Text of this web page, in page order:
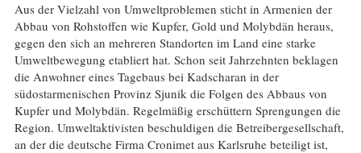
Aus der Vielzahl von Umweltproblemen sticht in Armenien der
Abbau von Rohstoffen wie Kupfer, Gold und Molybdän heraus,
gegen den sich an mehreren Standorten im Land eine starke
Umweltbewegung etabliert hat. Schon seit Jahrzehnten beklagen
die Anwohner eines Tagebaus bei Kadscharan in der
südostarmenischen Provinz Sjunik die Folgen des Abbaus von
Kupfer und Molybdän. Regelmäßig erschüttern Sprengungen die
Region. Umweltaktivisten beschuldigen die Betreibergesellschaft,
an der die deutsche Firma Cronimet aus Karlsruhe beteiligt ist,